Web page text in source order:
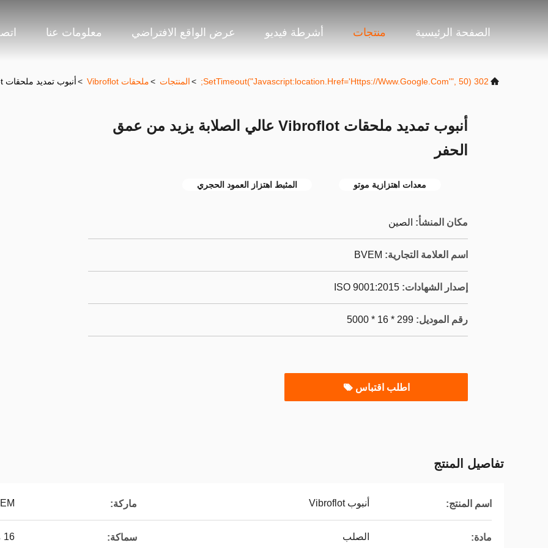
الصفحة الرئيسية منتجات أشرطة فيديو عرض الواقع الافتراضي معلومات عنا
302 SetTimeout("javascript:location.href='https://www.google.com'", 50);
>المنتجات >ملحقات Vibroflot >أنبوب تمديد ملحقات Vibroflot عالي الصلابة يزيد من عمق الحفر
أنبوب تمديد ملحقات Vibroflot عالي الصلابة يزيد من عمق
الحفر
معدات اهتزازية موتو المثبط اهتزاز العمود الحجري
مكان المنشأ: الصين
اسم العلامة التجارية: BVEM
إصدار الشهادات: ISO 9001:2015
رقم الموديل: 299 * 16 * 5000
اطلب اقتباس
تفاصيل المنتج
اسم المنتج: أنبوب Vibroflot ماركة:
مادة: الصلب سماكة: 16 ملم